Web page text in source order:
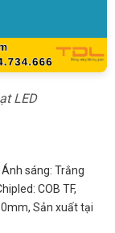
LED
sáng: Trắng
COB TF,
Sản xuất tại